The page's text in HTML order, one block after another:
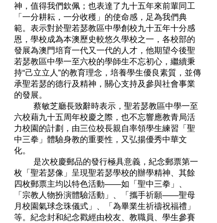
神，值得我們欽佩；也表達了九十五年來前輩同工
「一分耕耘，一分收穫」的使命感，足為我們典
範。表示對於聖若瑟教區中學創校九十五年十分感
恩，學校成為本澳歷史較悠久學校之一，各校部的
發展為澳門培育一代又一代的人才，他期望今後聖
若瑟教區中學一至六校的學師生不忘初心，繼續秉
持“己立立人”的教育理念，培養學生優良素質，並傳
承聖若瑟的德行及精神，關心支持及參與社會事業
的發展。
蔡敏芝廳長致辭時表示，聖若瑟教區中學一至
六校藉九十五周年校慶之際，也不忘響應教青局活
力校園的計劃，由三位校長親自率領學生練習「聖
中三拳」體驗身教的重要性，又弘揚優秀中華文
化。
是次校慶郵品的發行極具意義，紀念郵票第一
枚「聖若瑟像」呈現聖若瑟學校的辦學精神、其餘
四枚郵票主均以特色活動——如「聖中三拳」、
「宗教人物扮演體驗活動」、「攜手祈願——聖母
月校園氣球念珠儀式」、「為畢業生祈禱祝福禮」
等。紀念封和紀念戳經由校友、教職員、學生參賽